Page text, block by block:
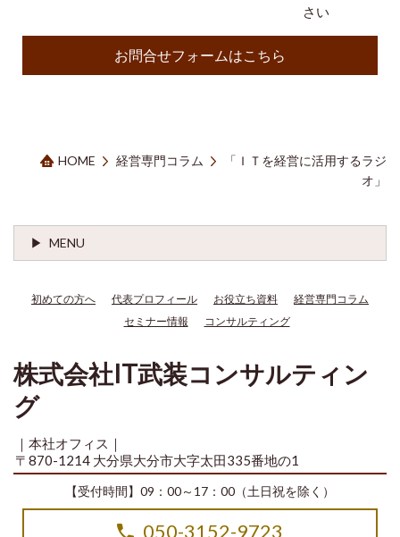
さい
お問合せフォームはこちら
HOME 経営専門コラム
「ＩＴを経営に活用するラジ
オ」
MENU
初めての方へ 代表プロフィール お役立ち資料
経営専門コラム
セミナー情報
コンサルティング
株式会社IT武装コンサルティン
グ
｜本社オフィス｜
〒870-1214 大分県大分市大字太田335番地の1
【受付時間】09：00～17：00（土日祝を除く）
050-3152-9723